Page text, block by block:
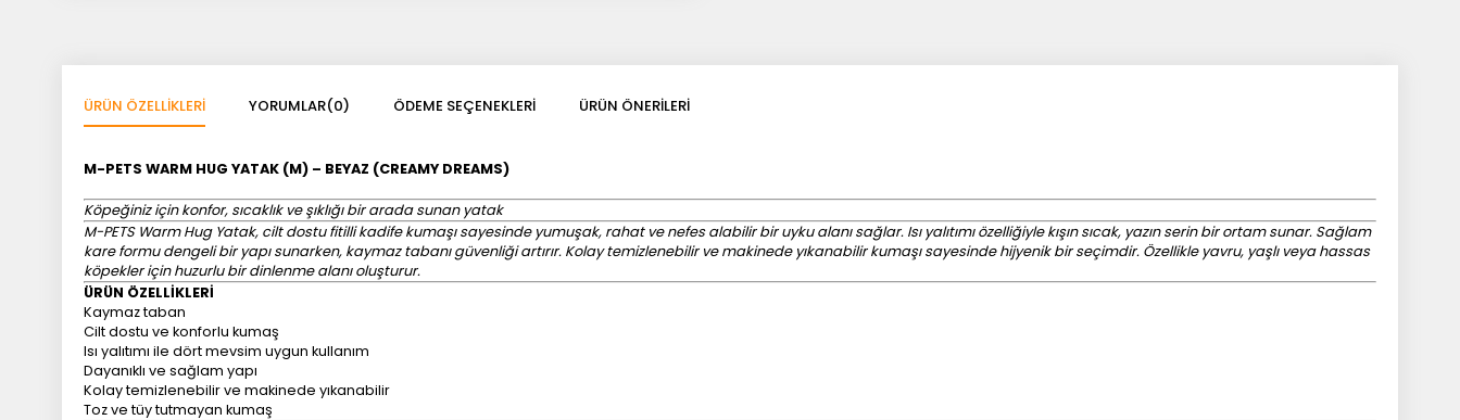
ÜRÜN ÖZELLIKLERI YORUMLAR(0) ÖDEME SEÇENEKLERI ÜRÜN ÖNERILERI
M-PETS WARM HUG YATAK (M) – BEYAZ (CREAMY DREAMS)
Köpeğiniz için konfor, sıcaklık ve şıklığı bir arada sunan yatak
M-PETS Warm Hug Yatak, cilt dostu fitilli kadife kumaşı sayesinde yumuşak, rahat ve nefes alabilir bir uyku alanı sağlar. Isı yalıtımı özelliğiyle kışın sıcak, yazın serin bir ortam sunar. Sağlam
kare formu dengeli bir yapı sunarken, kaymaz tabanı güvenliği artırır. Kolay temizlenebilir ve makinede yıkanabilir kumaşı sayesinde hijyenik bir seçimdir. Özellikle yavru, yaşlı veya hassas
köpekler için huzurlu bir dinlenme alanı oluşturur.
ÜRÜN ÖZELLİKLERİ
Kaymaz taban
Cilt dostu ve konforlu kumaş
Isı yalıtımı ile dört mevsim uygun kullanım
Dayanıklı ve sağlam yapı
Kolay temizlenebilir ve makinede yıkanabilir
Toz ve tüy tutmayan kumaş